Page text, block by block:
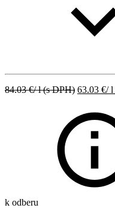
84.03€/ l(s DPH) 63.03 €/ l
k odberu